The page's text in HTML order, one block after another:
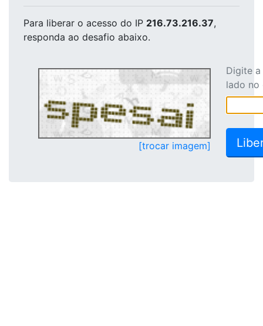
Para liberar o acesso do IP 216.73.216.37,
responda ao desafio abaixo.
[trocar imagem]
Digite
lado no